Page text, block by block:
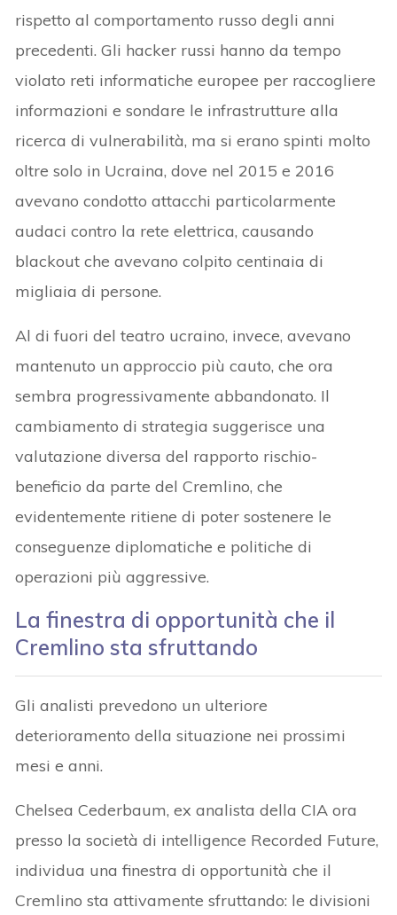
rispetto al comportamento russo degli anni
precedenti. Gli hacker russi hanno da tempo
violato reti informatiche europee per raccogliere
informazioni e sondare le infrastrutture alla
ricerca di vulnerabilità, ma si erano spinti molto
oltre solo in Ucraina, dove nel 2015 e 2016
avevano condotto attacchi particolarmente
audaci contro la rete elettrica, causando
blackout che avevano colpito centinaia di
migliaia di persone.
Al di fuori del teatro ucraino, invece, avevano
mantenuto un approccio più cauto, che ora
sembra progressivamente abbandonato. Il
cambiamento di strategia suggerisce una
valutazione diversa del rapporto rischio-
beneficio da parte del Cremlino, che
evidentemente ritiene di poter sostenere le
conseguenze diplomatiche e politiche di
operazioni più aggressive.
La finestra di opportunità che il
Cremlino sta sfruttando
Gli analisti prevedono un ulteriore
deterioramento della situazione nei prossimi
mesi e anni.
Chelsea Cederbaum, ex analista della CIA ora
presso la società di intelligence Recorded Future,
individua una finestra di opportunità che il
Cremlino sta attivamente sfruttando: le divisioni